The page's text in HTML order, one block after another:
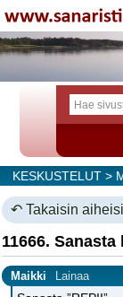
KESKUSTELUT>
↶ Takaisin
11666.
Maikki Lainaa